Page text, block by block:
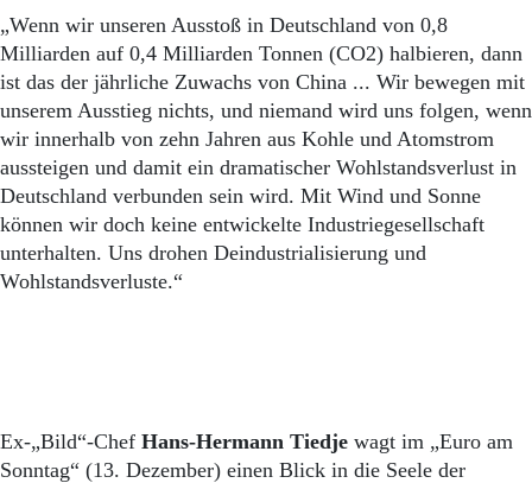
Start
Wer wir sind
Aktuelle Ausgabe
Abonnenten-Login
Abonnent werden
Abo Prämien
Archiv
Schlesien
Danzig und Westpreußen
Bücher
„Wenn wir unseren Ausstoß in Deutschland von 0,8
Milliarden auf 0,4 Milliarden Tonnen (CO2) halbieren, dann
ist das der jährliche Zuwachs von China ... Wir bewegen mit
unserem Ausstieg nichts, und niemand wird uns folgen, wenn
wir innerhalb von zehn Jahren aus Kohle und Atomstrom
aussteigen und damit ein dramatischer Wohlstandsverlust in
Deutschland verbunden sein wird. Mit Wind und Sonne
können wir doch keine entwickelte Industriegesellschaft
unterhalten. Uns drohen Deindustrialisierung und
Wohlstandsverluste.“
Ex-„Bild“-Chef Hans-Hermann Tiedje wagt im „Euro am
Sonntag“ (13. Dezember) einen Blick in die Seele der